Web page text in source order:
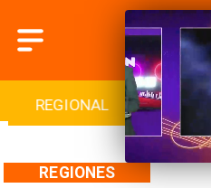
INTERNACIONAL
REGIONES